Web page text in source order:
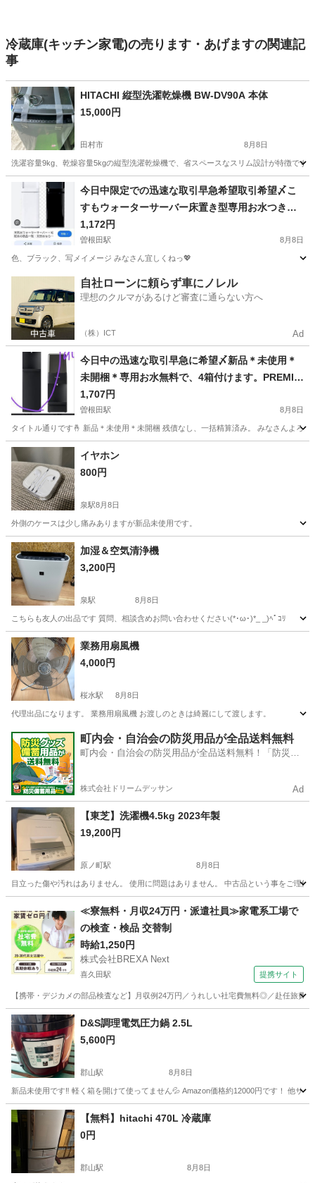
冷蔵庫(キッチン家電)の売ります・あげますの関連記
事
HITACHI 縦型洗濯乾燥機 BW-DV90A 本体
15,000円
田村市 8月8日
洗濯容量9kg、乾燥容量5kgの縦型洗濯乾燥機で、省スペースなスリム設計が特徴です
福島 田村市 生活家電
今日中限定での迅速な取引早急希望取引希望〆こ
すもウォーターサーバー床置き型専用お水つきま
せん。未使用*未開梱*新品
1,172円
曽根田駅 8月8日
色、ブラック、写メイメージ みなさん宜しくねっ💖
曽根田駅 キッチン家電
自社ローンに頼らず車にノレル
理想のクルマがあるけど審査に通らない方へ
（株）ICT Ad
今日中の迅速な取引早急に希望〆新品＊未使用＊
未開梱＊専用お水無料で、4箱付けます。PREMIU
Mウオーターサーバー床置き型＊いろ、ブラック
1,707円
曽根田駅 8月8日
タイトル通りです🤞 新品＊未使用＊未開梱 残債なし、一括精算済み。 みなさんよろ
福島 福島市 曽根田駅
イヤホン
800円
泉駅8月8日
外側のケースは少し痛みありますが新品未使用です。
福島 いわき市 泉駅 家電
加湿＆空気清浄機
3,200円
泉駅 8月8日
こちらも友人の出品です 質問、相談含めお問い合わせください(*･ω･)*_ _)ﾍﾟｺﾘ
福島 いわき市 泉駅 季節、空調家電
業務用扇風機
4,000円
桜水駅 8月8日
代理出品になります。 業務用扇風機 お渡しのときは綺麗にして渡します。
福島 福島市 桜水駅 季節、空調家電 業務用
町内会・自治会の防災用品が全品送料無料
町内会・自治会の防災用品が全品送料無料！「防災備
株式会社ドリームデッサン Ad
【東芝】洗濯機4.5kg 2023年製
19,200円
原ノ町駅 8月8日
目立った傷や汚れはありません。 使用に問題はありません。 中古品という事をご理解
原ノ町駅 生活家電 ありません
≪寮無料・月収24万円・派遣社員≫家電系工場で
の検査・検品 交替制
時給1,250円
株式会社BREXA Next
喜久田駅 提携サイト
【携帯・デジカメの部品検査など】月収例24万円／うれしい社宅費無料◎／赴任旅
福島 郡山市 喜久田駅 その他
D&S調理電気圧力鍋 2.5L
5,600円
郡山駅 8月8日
新品未使用です‼️ 軽く箱を開けて使ってません💦 Amazon価格約12000円です！ 他サ
福島 郡山市 郡山駅 電気圧力鍋
【無料】hitachi 470L 冷蔵庫
0円
郡山駅 8月8日